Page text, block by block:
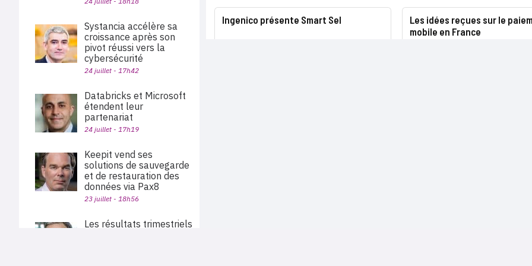
Ingenico présente Smart Sel
Les idées reçues sur le
mobile en France
Systancia accélère sa
croissance après son
pivot réussi vers la
cybersécurité
24 juillet - 17h42
Databricks et Microsoft
étendent leur
partenariat
24 juillet - 17h19
Keepit vend ses
solutions de sauvegarde
et de restauration des
données via Pax8
23 juillet - 18h56
Les résultats trimestriels